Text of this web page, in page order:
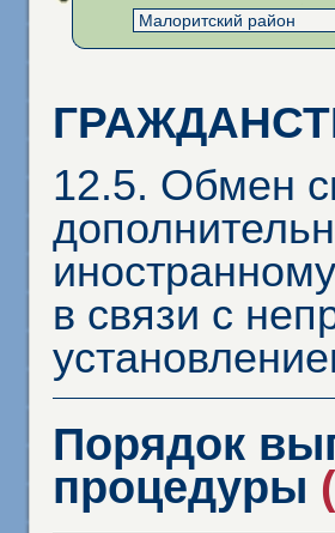
12.5. Обмен
в связи с
Порядок
процедуры